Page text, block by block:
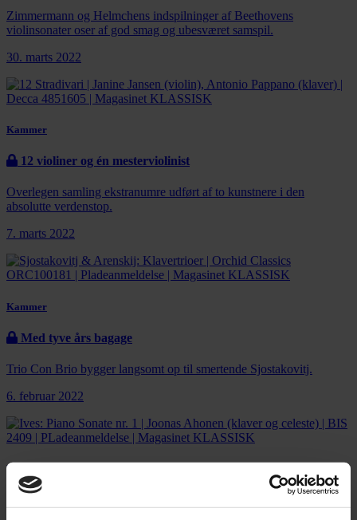
Zimmermann og Helmchens indspilninger af Beethovens
violinsonater oser af god smag og ubesværet samspil.
30. marts 2022
Kammer
12 violiner og én mesterviolinist
Overlegen samling ekstranumre udført af to kunstnere i den
absolutte verdenstop.
7. marts 2022
Kammer
Med tyve års bagage
Trio Con Brio bygger langsomt op til smertende Sjostakovitj.
6. februar 2022
Kammer